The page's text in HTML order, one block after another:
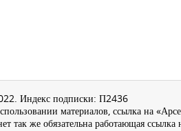
Индекс подписки: П2436
материалов, ссылка на
так же обязательна работающая